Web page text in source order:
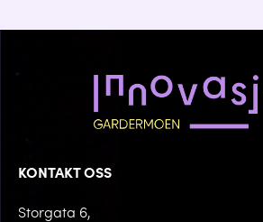
KONTAKT OSS
Storgata 6,